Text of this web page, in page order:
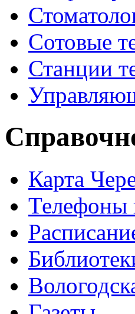
Сотовые
Станции
Карта
Телефоны